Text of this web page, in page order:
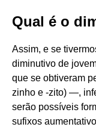
Qual é o
Assim, e se
diminutivo de
que se obtiveram
zinho e -zito) —,
serão possíveis
sufixos